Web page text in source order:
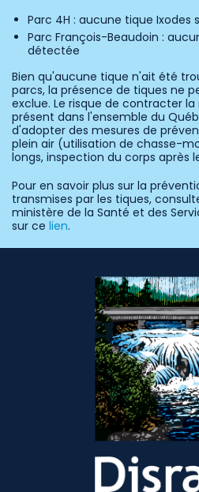
Parc 4H : aucune tique Ixodes
Parc François-Beaudoin :
détectée
Bien qu'aucune tique n'ait été
parcs, la présence de tiques ne
exclue. Le risque de contracter
présent dans l'ensemble du
d'adopter des mesures de
plein air (utilisation de chasse-
longs, inspection du corps après
Pour en savoir plus sur la
transmises par les tiques,
ministère de la Santé et des
sur ce lien.